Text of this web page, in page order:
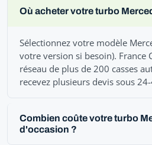
Où acheter votre turbo
Sélectionnez votre modèle
votre version si besoin). France
réseau de plus de 200 casses
recevez plusieurs devis sous
Combien coûte votre turbo
d'occasion ?